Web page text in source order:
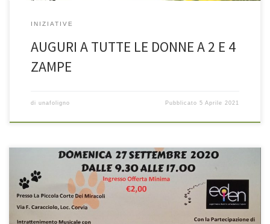
INIZIATIVE
AUGURI A TUTTE LE DONNE A 2 E 4
ZAMPE
di unafoligno Pubblicato5 Aprile 2021